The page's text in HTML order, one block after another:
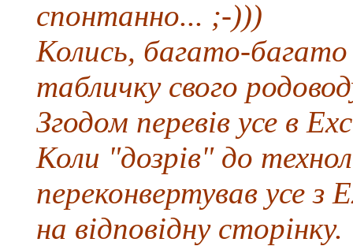
спонтанно... ;-)))
Колись, багато-
табличку свого
Згодом перевів усе в
Коли "дозрів" до
переконвертував усе з
на відповідну сторінку.